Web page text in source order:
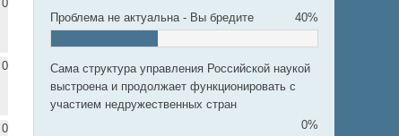
0
0
0
Проблема не актуальна - Вы бредите 40%
Сама структура управления Российской наукой
выстроена и продолжает функционировать с
участием недружественных стран
0%